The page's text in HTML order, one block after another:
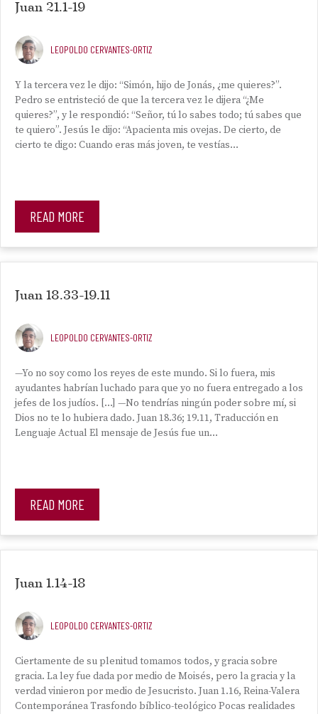
Juan 21.1-19
LEOPOLDO CERVANTES-ORTIZ
Y la tercera vez le dijo: “Simón, hijo de Jonás, ¿me quieres?”.
Pedro se entristeció de que la tercera vez le dijera “¿Me
quieres?”, y le respondió: “Señor, tú lo sabes todo; tú sabes que
te quiero”. Jesús le dijo: “Apacienta mis ovejas. De cierto, de
cierto te digo: Cuando eras más joven, te vestías…
READ MORE
Juan 18.33-19.11
LEOPOLDO CERVANTES-ORTIZ
—Yo no soy como los reyes de este mundo. Si lo fuera, mis
ayudantes habrían luchado para que yo no fuera entregado a los
jefes de los judíos. […] —No tendrías ningún poder sobre mí, si
Dios no te lo hubiera dado. Juan 18.36; 19.11, Traducción en
Lenguaje Actual El mensaje de Jesús fue un…
READ MORE
Juan 1.14-18
LEOPOLDO CERVANTES-ORTIZ
Ciertamente de su plenitud tomamos todos, y gracia sobre
gracia. La ley fue dada por medio de Moisés, pero la gracia y la
verdad vinieron por medio de Jesucristo. Juan 1.16, Reina-Valera
Contemporánea Trasfondo bíblico-teológico Pocas realidades